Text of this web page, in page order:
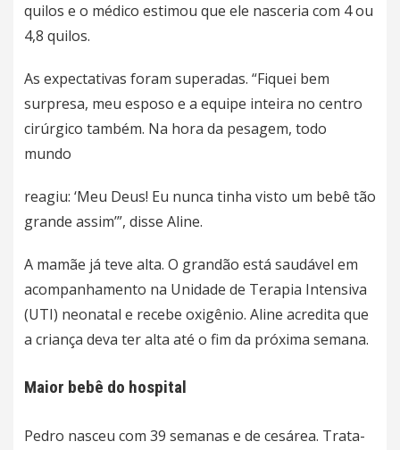
quilos e o médico estimou que ele nasceria com 4 ou
4,8 quilos.
As expectativas foram superadas. “Fiquei bem
surpresa, meu esposo e a equipe inteira no centro
cirúrgico também. Na hora da pesagem, todo
mundo
reagiu: ‘Meu Deus! Eu nunca tinha visto um bebê tão
grande assim’”, disse Aline.
A mamãe já teve alta. O grandão está saudável em
acompanhamento na Unidade de Terapia Intensiva
(UTI) neonatal e recebe oxigênio. Aline acredita que
a criança deva ter alta até o fim da próxima semana.
Maior bebê do hospital
Pedro nasceu com 39 semanas e de cesárea. Trata-